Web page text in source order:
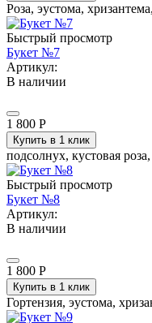
Роза, эустома,
Быстрый просмотр
Букет №7
Артикул:
В наличии
1 800 Р
Купить в 1 клик
подсолнух, кустовая
Быстрый просмотр
Букет №8
Артикул:
В наличии
1 800 Р
Купить в 1 клик
Гортензия, эустома,